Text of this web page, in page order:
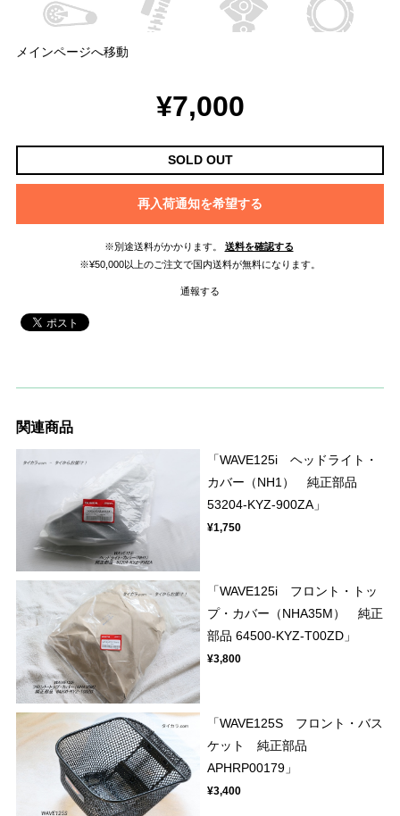
メインページへ移動
¥7,000
SOLD OUT
再入荷通知を希望する
※別途送料がかかります。
送料を確認する
※¥50,000以上のご注文で国内送料が無料になります。
通報する
関連商品
「WAVE125i ヘッドライト・
カバー（NH1） 純正部品
53204-KYZ-900ZA」
¥1,750
「WAVE125i フロント・トッ
プ・カバー（NHA35M） 純正
部品 64500-KYZ-T00ZD」
¥3,800
「WAVE125S フロント・バス
ケット 純正部品
APHRP00179」
¥3,400